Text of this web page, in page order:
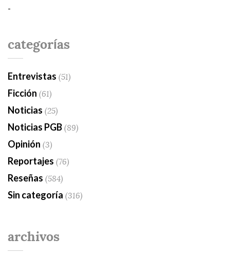
-
categorías
Entrevistas (51)
Ficción (61)
Noticias (25)
Noticias PGB(89)
Opinión (3)
Reportajes (76)
Reseñas (584)
Sin categoría (316)
archivos